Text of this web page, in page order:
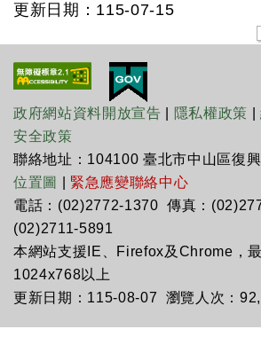
更新日期：115-07-15
政府網站資料開放宣告 隱私權政策 |
安全政策
聯絡地址：104100 臺北市中山區復
位置圖
緊急應變聯絡中心
電話：(02)2772-1370 傳真：
(02)2711-5891
本網站支援IE、Firefox及Chrome，
1024x768以上
更新日期：115-08-07 瀏覽人次：